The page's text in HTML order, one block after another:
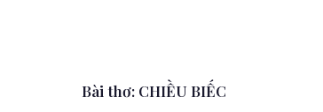
Bài thơ: CHIỀU BIẾC